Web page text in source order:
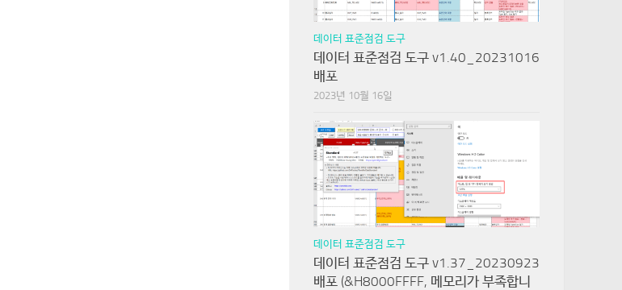
데이터 표준점검 도구
데이터 표준점검 도구 v1.40_20231016
배포
2023년 10월 16일
데이터 표준점검 도구
데이터 표준점검 도구 v1.37_20230923
배포 (&H8000FFFF, 메모리가 부족합니